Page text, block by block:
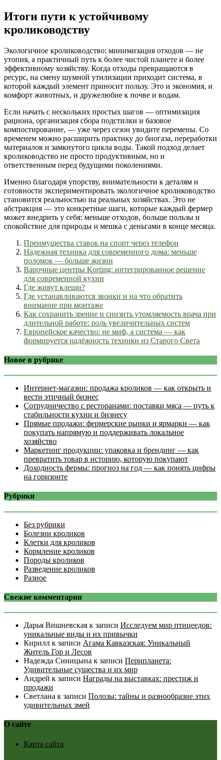
Итоги пути к устойчивому
кролиководству
Экологичное кролиководство: минимизация отходов — не
утопия, а практичный путь к более чистой планете и более
эффективному хозяйству. Когда отходы превращаются в
ресурс, на смену шумной утилизации приходит система, в
которой каждый элемент приносит пользу. Это и экономия, и
комфорт животных, и дружелюбие к почве и водам.
Если начать с нескольких простых шагов — оптимизация
рациона, организация сбора подстилки и базовое
компостирование, — уже через сезон увидите перемены. Со
временем можно расширить практику до биогаза, переработки
материалов и замкнутого цикла воды. Такой подход делает
кролиководство не просто продуктивным, но и
ответственным перед будущими поколениями.
Именно благодаря упорству, внимательности к деталям и
готовности экспериментировать экологичное кролиководство
становится реальностью на реальных хозяйствах. Это не
абстракция — это конкретные шаги, которые каждый фермер
может внедрить у себя: меньше отходов, больше пользы и
спокойствие для природы и мешка с деньгами в конце месяца.
Преимущества ставок на спорт через телефон
Надежная техника для современного дома: меньше
поломок — больше жизни
Варочные центры Korting: интегрированное решение
для современной кухни
Где живут клещи?
Где устанавливаются звонки и на что обратить
внимание при монтаже
Как сохранить зрение и снизить утомляемость врача при
длительной работе: роль увеличительных систем
Европейское качество: не миф, а система — как
формируется надёжность техники из Старого Света
Новое в рубрике
Интернет‑магазин: продажа кроликов — как открыть и
вести этичный бизнес
Сотрудничество с ресторанами: поставки мяса — путь к
стабильности кухни и бизнесу
Прямые продажи: фермерские рынки и ярмарки — как
покупать напрямую и поддерживать локальное
хозяйство
Маркетинг продукции: упаковка и брендинг — как
превратить товар в историю, которую покупают
Доходность фермы: прогноз на год — как понять цифры
на горизонте
Рубрики
Без рубрики
Болезни кроликов
Клетки для кроликов
Кормление кроликов
Породы кроликов
Разведение кроликов
Разное
Свежие комментарии
Дарья Вишневская к записи Исследуем мир птицеедов:
уникальные виды и их привычки
Кирилл к записи Агама Кавказская: Уникальный
Житель Гор и Лесов
Надежда Синицына к записи Перипланета:
Удивительные существа и их мир
Андрей к записи Награды на выставках: престиж и
продажи
Светлана к записи Полозы: тайны и разнообразие этих
удивительных змей
О сайте
Карта сайта